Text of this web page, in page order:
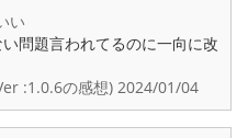
い
問題言われてるのに一向に改
:1.0.6の感想) 2024/01/04